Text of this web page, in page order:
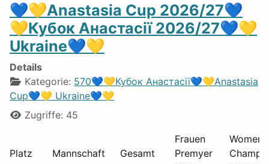
💙💛Anastasia Cup 2026/27💙
💛Кубок Анастасії 2026/27💙💛
Ukraine💙💛
Details
Kategorie: 570💙💛Кубок Анастасії💙💛Anastasia
Cup💙💛 Ukraine💙💛
Zugriffe: 45
Platz Mannschaft Gesamt
Frauen
Premyer